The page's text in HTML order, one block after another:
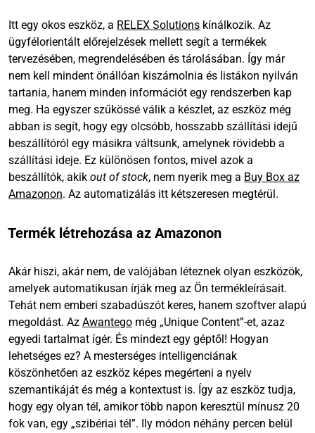
Itt egy okos eszköz, a RELEX Solutions kínálkozik. Az
ügyfélorientált előrejelzések mellett segít a termékek
tervezésében, megrendelésében és tárolásában. Így már
nem kell mindent önállóan kiszámolnia és listákon nyilván
tartania, hanem minden információt egy rendszerben kap
meg. Ha egyszer szűkössé válik a készlet, az eszköz még
abban is segít, hogy egy olcsóbb, hosszabb szállítási idejű
beszállítóról egy másikra váltsunk, amelynek rövidebb a
szállítási ideje. Ez különösen fontos, mivel azok a
beszállítók, akik out of stock, nem nyerik meg a Buy Box az
Amazonon. Az automatizálás itt kétszeresen megtérül.
Termék létrehozása az Amazonon
Akár hiszi, akár nem, de valójában léteznek olyan eszközök,
amelyek automatikusan írják meg az Ön termékleírásait.
Tehát nem emberi szabadúszót keres, hanem szoftver alapú
megoldást. Az Awantego még „Unique Content”-et, azaz
egyedi tartalmat ígér. És mindezt egy géptől! Hogyan
lehetséges ez? A mesterséges intelligenciának
köszönhetően az eszköz képes megérteni a nyelv
szemantikáját és még a kontextust is. Így az eszköz tudja,
hogy egy olyan tél, amikor több napon keresztül mínusz 20
fok van, egy „szibériai tél”. Ily módon néhány percen belül